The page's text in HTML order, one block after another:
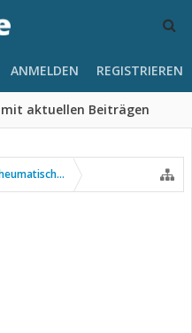
aktuellen Beiträgen
ANMELDEN REGISTRIEREN
Erkrankungen